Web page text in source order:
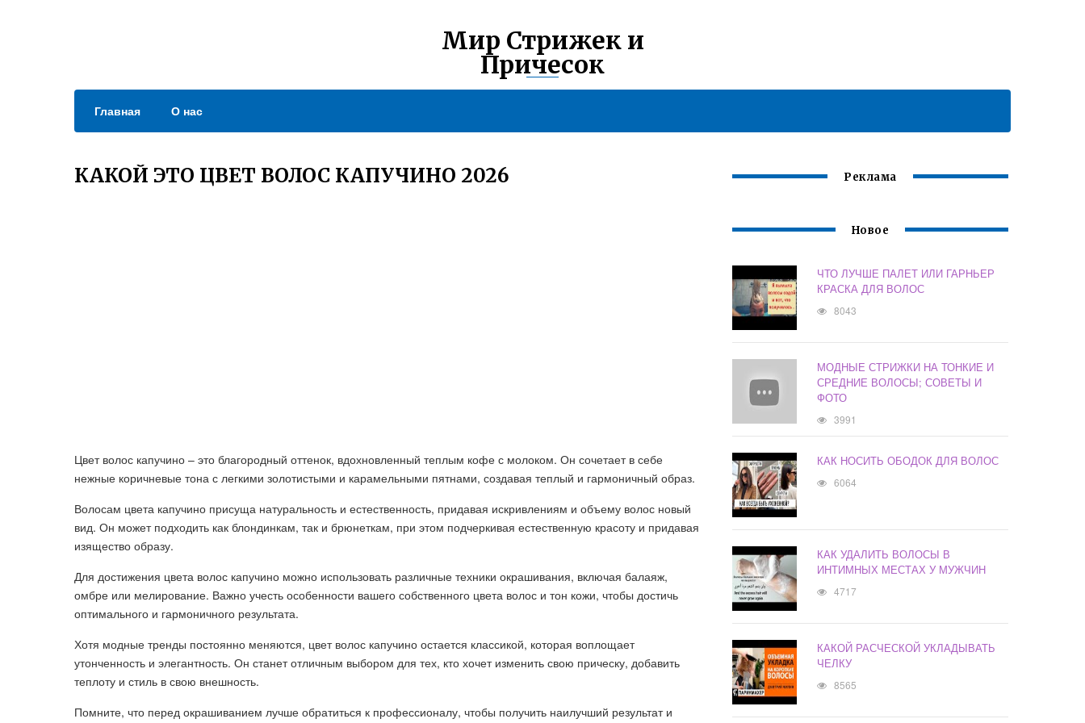
Мир Стрижек и
Причесок
Главная О нас
КАКОЙ ЭТО ЦВЕТ ВОЛОС КАПУЧИНО 2026
Цвет волос капучино – это благородный оттенок, вдохновленный теплым кофе с молоком. Он сочетает в себе
нежные коричневые тона с легкими золотистыми и карамельными пятнами, создавая теплый и гармоничный образ.
Волосам цвета капучино присуща натуральность и естественность, придавая искривлениям и объему волос новый
вид. Он может подходить как блондинкам, так и брюнеткам, при этом подчеркивая естественную красоту и придавая
изящество образу.
Для достижения цвета волос капучино можно использовать различные техники окрашивания, включая балаяж,
омбре или мелирование. Важно учесть особенности вашего собственного цвета волос и тон кожи, чтобы достичь
оптимального и гармоничного результата.
Хотя модные тренды постоянно меняются, цвет волос капучино остается классикой, которая воплощает
утонченность и элегантность. Он станет отличным выбором для тех, кто хочет изменить свою прическу, добавить
теплоту и стиль в свою внешность.
Помните, что перед окрашиванием лучше обратиться к профессионалу, чтобы получить наилучший результат и
Реклама
Новое
ЧТО ЛУЧШЕ ПАЛЕТ ИЛИ ГАРНЬЕР
КРАСКА ДЛЯ ВОЛОС
8043
МОДНЫЕ СТРИЖКИ НА ТОНКИЕ И
СРЕДНИЕ ВОЛОСЫ; СОВЕТЫ И
ФОТО
3991
КАК НОСИТЬ ОБОДОК ДЛЯ ВОЛОС
6064
КАК УДАЛИТЬ ВОЛОСЫ В
ИНТИМНЫХ МЕСТАХ У МУЖЧИН
4717
КАКОЙ РАСЧЕСКОЙ УКЛАДЫВАТЬ
ЧЕЛКУ
8565